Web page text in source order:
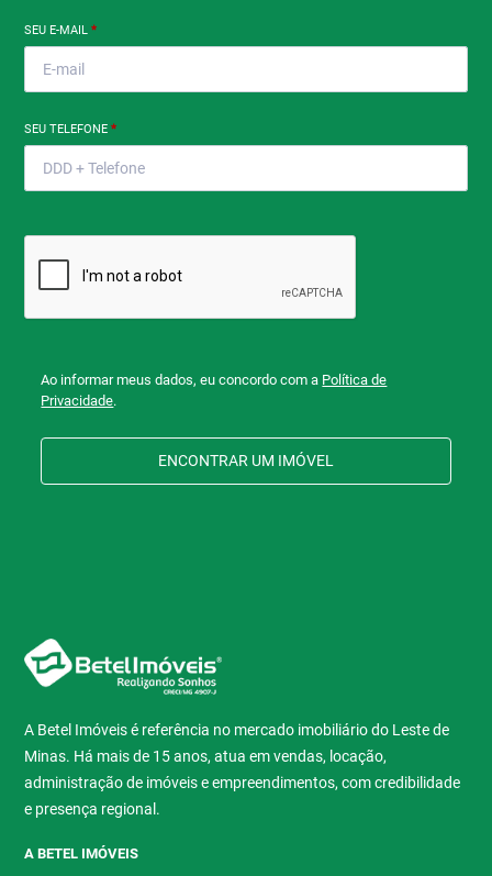
SEU E-MAIL*
SEU TELEFONE*
Ao informar meus dados, eu concordo com a Política de
Privacidade.
ENCONTRAR UM IMÓVEL
A Betel Imóveis é referência no mercado imobiliário do Leste de
Minas. Há mais de 15 anos, atua em vendas, locação,
administração de imóveis e empreendimentos, com credibilidade
e presença regional.
A BETEL IMÓVEIS